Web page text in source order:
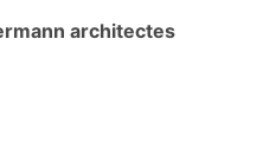
architectes